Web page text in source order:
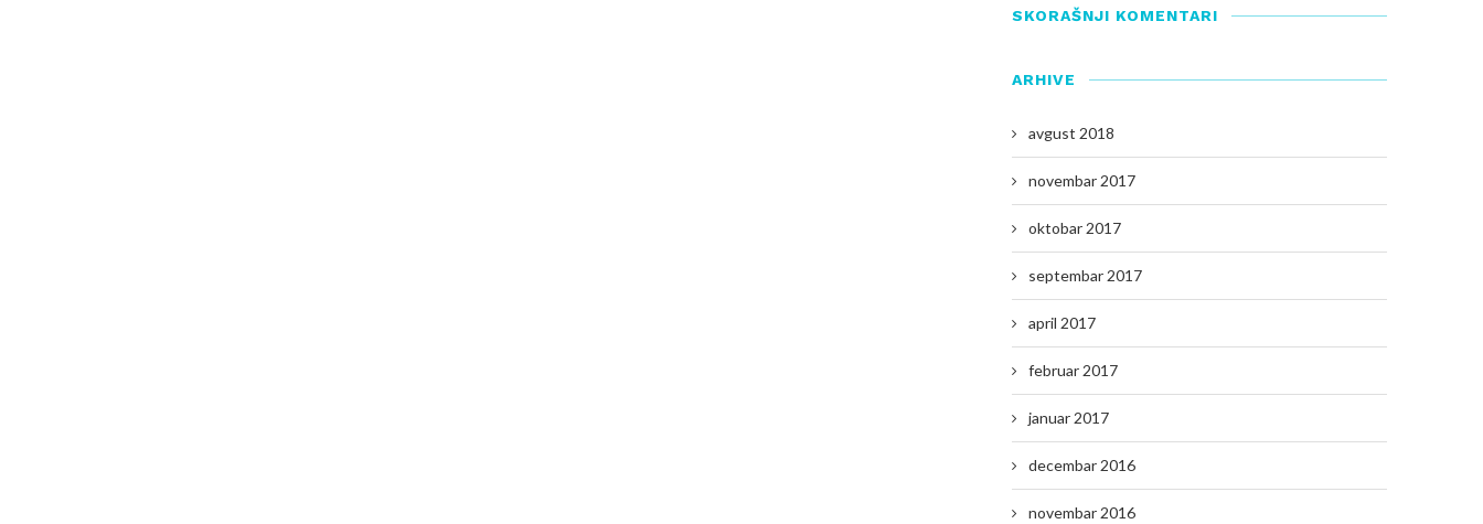
SKORAŠNJI KOMENTARI
ARHIVE
avgust 2018
novembar 2017
oktobar 2017
septembar 2017
april 2017
februar 2017
januar 2017
decembar 2016
novembar 2016